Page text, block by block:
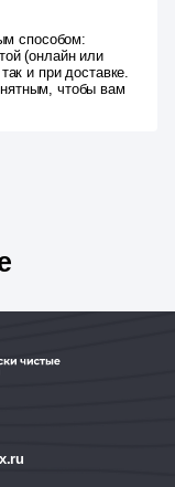
способом:
(онлайн или
и при доставке.
чтобы вам